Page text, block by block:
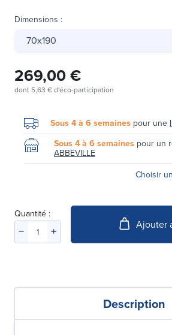
Dimensions :
70x190
269,00 €
dont 5,63 €d'éco-participation
Sous 4 à 6 semaines pour une
Sous 4 à 6 semaines pour un
ABBEVILLE
Choisir
Quantité :
Ajouter
Description